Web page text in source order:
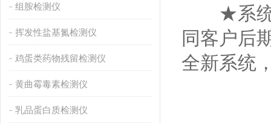
组胺检测仪
挥发性盐基氮检测仪
鸡蛋类药物残留检测仪
黄曲霉毒素检测仪
乳品蛋白质检测仪
★系统远
同客户后
全新系统